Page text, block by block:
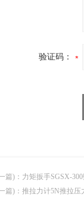
验证码：
篇) ： 力矩扳手SGSX-
篇) ： 推拉力计5N推拉压